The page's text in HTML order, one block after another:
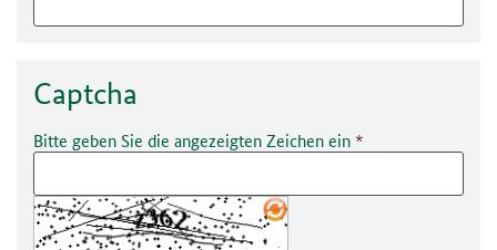
Captcha
Bitte geben Sie die angezeigten Zeichen ein